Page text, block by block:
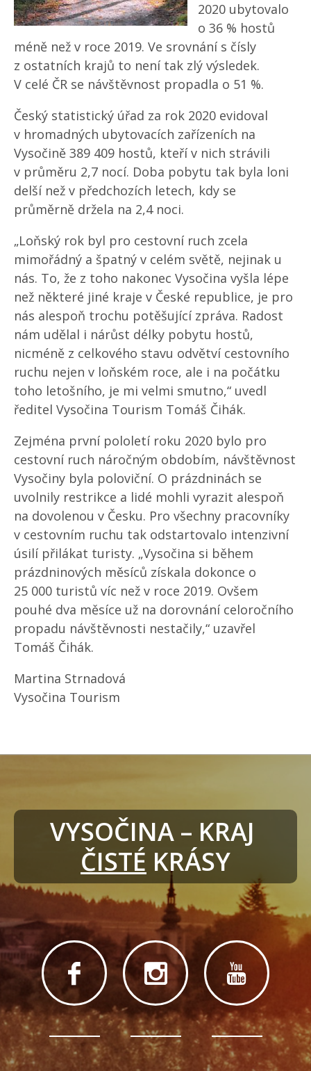
2020 ubytovalo
o 36 % hostů
méně než v roce 2019. Ve srovnání s čísly
z ostatních krajů to není tak zlý výsledek.
V celé ČR se návštěvnost propadla o 51 %.
Český statistický úřad za rok 2020 evidoval
v hromadných ubytovacích zařízeních na
Vysočině 389 409 hostů, kteří v nich strávili
v průměru 2,7 nocí. Doba pobytu tak byla loni
delší než v předchozích letech, kdy se
průměrně držela na 2,4 noci.
„Loňský rok byl pro cestovní ruch zcela
mimořádný a špatný v celém světě, nejinak u
nás. To, že z toho nakonec Vysočina vyšla lépe
než některé jiné kraje v České republice, je pro
nás alespoň trochu potěšující zpráva. Radost
nám udělal i nárůst délky pobytu hostů,
nicméně z celkového stavu odvětví cestovního
ruchu nejen v loňském roce, ale i na počátku
toho letošního, je mi velmi smutno,“ uvedl
ředitel Vysočina Tourism Tomáš Čihák.
Zejména první pololetí roku 2020 bylo pro
cestovní ruch náročným obdobím, návštěvnost
Vysočiny byla poloviční. O prázdninách se
uvolnily restrikce a lidé mohli vyrazit alespoň
na dovolenou v Česku. Pro všechny pracovníky
v cestovním ruchu tak odstartovalo intenzivní
úsilí přilákat turisty. „Vysočina si během
prázdninových měsíců získala dokonce o
25 000 turistů víc než v roce 2019. Ovšem
pouhé dva měsíce už na dorovnání celoročního
propadu návštěvnosti nestačily,“ uzavřel
Tomáš Čihák.
Martina Strnadová
Vysočina Tourism
VYSOČINA – KRAJ
ČISTÉ KRÁSY